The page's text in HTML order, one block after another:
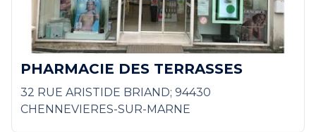
PHARMACIE DES TERRASSES
32 RUE ARISTIDE BRIAND; 94430
CHENNEVIERES-SUR-MARNE